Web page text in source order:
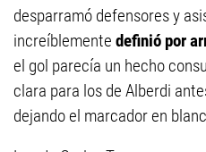
desparramó defensores y
increíblemente definió por
el gol parecía un hecho
clara para los de Alberdi
dejando el marcador en